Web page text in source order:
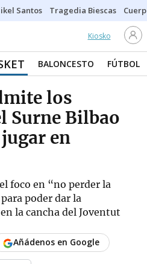
Santos Tragedia Biescas
Kiosko
BALONCESTO FÚTBOL
los
Surne Bilbao
en
foco en “no perder la
poder dar la
la cancha del Joventut
Añádenos en Google